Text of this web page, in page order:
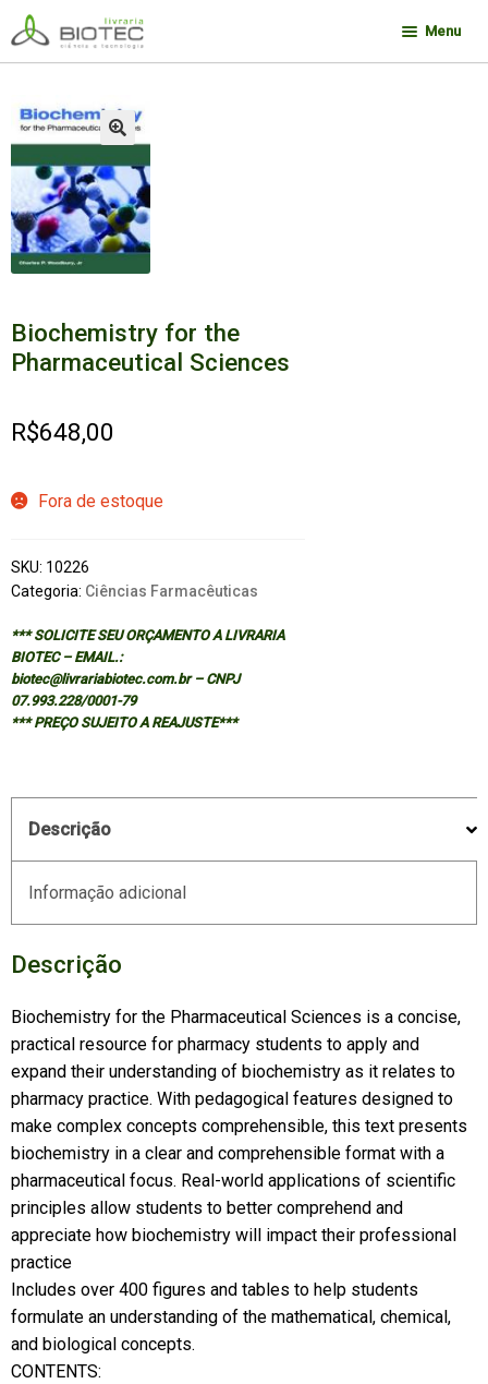
Pular
para
navegação
Pular
para
o
Menu
🔍
Biochemistry for the
Pharmaceutical Sciences
R$648,00
Fora de estoque
SKU: 10226
Categoria: Ciências Farmacêuticas
*** SOLICITE SEU ORÇAMENTO A LIVRARIA
BIOTEC – EMAIL.:
biotec@livrariabiotec.com.br – CNPJ
07.993.228/0001-79
*** PREÇO SUJEITO A REAJUSTE***
Descrição
Informação adicional
Descrição
Biochemistry for the Pharmaceutical Sciences is a concise,
practical resource for pharmacy students to apply and
expand their understanding of biochemistry as it relates to
pharmacy practice. With pedagogical features designed to
make complex concepts comprehensible, this text presents
biochemistry in a clear and comprehensible format with a
pharmaceutical focus. Real-world applications of scientific
principles allow students to better comprehend and
appreciate how biochemistry will impact their professional
practice
Includes over 400 figures and tables to help students
formulate an understanding of the mathematical, chemical,
and biological concepts.
CONTENTS: